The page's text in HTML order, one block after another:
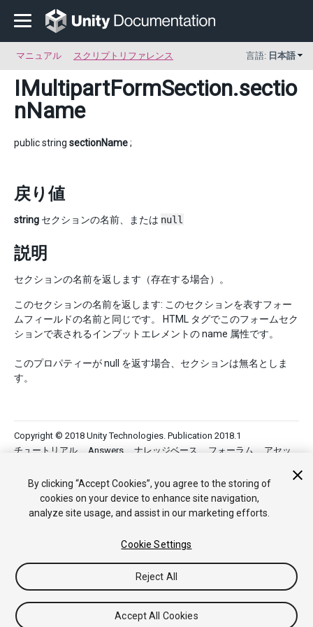
マニュアル スクリプトリファレンス 言語: 日本語
IMultipartFormSection.sectio
nName
public string sectionName;
戻り値
string セクションの名前、または null
説明
セクションの名前を返します（存在する場合）。
このセクションの名前を返します: このセクションを表すフォー
ムフィールドの名前と同じです。 HTML タグでこのフォームセク
ションで表されるインプットエレメントの name 属性です。
このプロパティーが null を返す場合、セクションは無名としま
す。
Copyright © 2018 Unity Technologies. Publication 2018.1
チュートリアル
Answers ナレッジベース フォーラム
アセッ
情報を販売または共有しない
Your Privacy Choices (Cookie Settings)
フィードバック
By clicking “Accept Cookies”, you agree to the storing of
cookies on your device to enhance site navigation,
analyze site usage, and assist in our marketing efforts.
Cookie Settings
Reject All
Accept All Cookies